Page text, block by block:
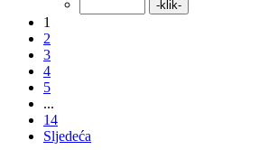
1
2
3
4
5
...
14
Sljedeća